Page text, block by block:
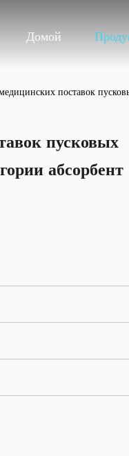
Домой
поставок
пусковых
абсорбент